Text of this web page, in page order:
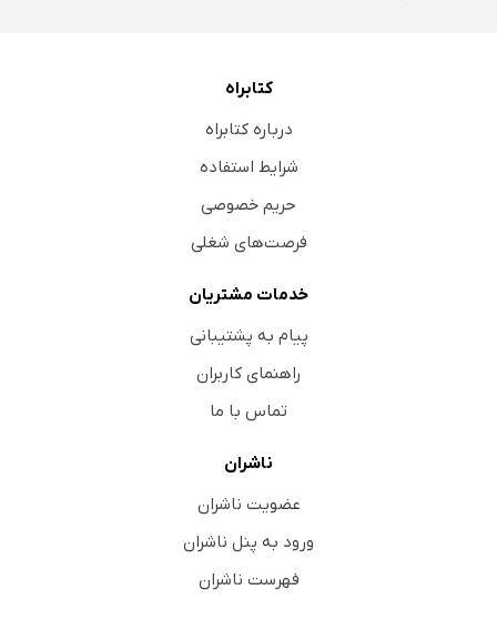
کتابراه
درباره کتابراه
شرایط استفاده
حریم خصوصی
فرصت‌های شغلی
خدمات مشتریان
پیام به پشتیبانی
راهنمای کاربران
تماس با ما
ناشران
عضویت ناشران
ورود به پنل ناشران
فهرست ناشران